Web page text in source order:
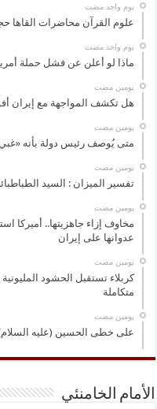
‏يوم واحد مضت
علوم القرآن محاضرات القاها
‏يوم واحد مضت
ماذا لو أعلن عن فشل حملة
‏يومين مضت
هل تكشف المواجهة مع إيران
‏يومين مضت
متى يُوصف رئيس دولة بأنه
‏يومين مضت
تفسير الميزان : السيد
‏يومين مضت
مخاوف إزاء جاهزيتها.. أميركا
عدوانها على إيران
‏يومين مضت
كربلاء تستقبل الحشود
متكاملة
‏يومين مضت
على خطى الحسين (عليه
الأمام الخامنئي